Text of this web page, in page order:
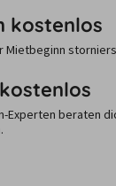
kostenlos
Mietbeginn
Experten beraten